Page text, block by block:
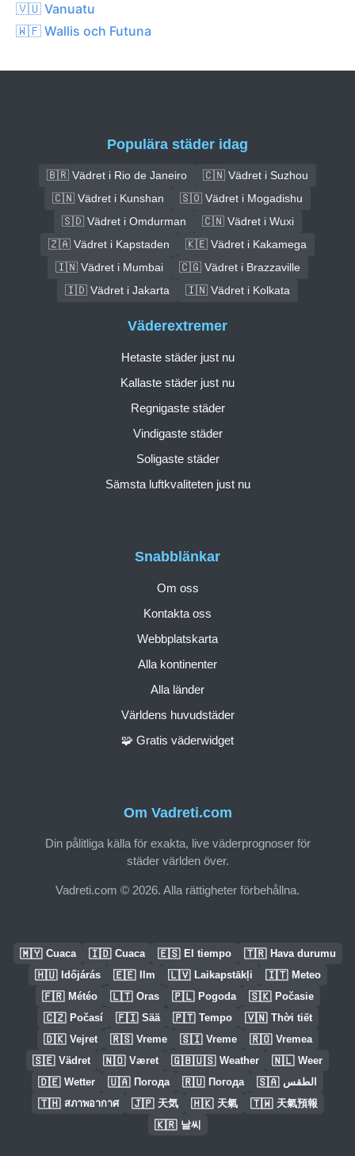
🇻🇺 Vanuatu
🇼🇫 Wallis och Futuna
Populära städer idag
🇧🇷 Vädret i Rio de Janeiro
🇨🇳 Vädret i Suzhou
🇨🇳 Vädret i Kunshan
🇸🇴 Vädret i Mogadishu
🇸🇩 Vädret i Omdurman
🇨🇳 Vädret i Wuxi
🇿🇦 Vädret i Kapstaden
🇰🇪 Vädret i Kakamega
🇮🇳 Vädret i Mumbai
🇨🇬 Vädret i Brazzaville
🇮🇩 Vädret i Jakarta
🇮🇳 Vädret i Kolkata
Om Vadreti.com
Din pålitliga källa för exakta, live väderprognoser för
städer världen över.
Vadreti.com © 2026. Alla rättigheter förbehållna.
Snabblänkar
Om oss
Kontakta oss
Webbplatskarta
Alla kontinenter
Alla länder
Världens huvudstäder
🧩 Gratis väderwidget
Väderextremer
Hetaste städer just nu
Kallaste städer just nu
Regnigaste städer
Vindigaste städer
Soligaste städer
Sämsta luftkvaliteten just nu
🇲🇾 Cuaca 🇮🇩 Cuaca 🇪🇸 El tiempo 🇹🇷 Hava durumu
🇭🇺 Időjárás 🇪🇪 Ilm 🇱🇻 Laikapstākļi 🇮🇹 Meteo
🇫🇷 Météo 🇱🇹 Oras 🇵🇱 Pogoda 🇸🇰 Počasie
🇨🇿 Počasí 🇫🇮 Sää 🇵🇹 Tempo 🇻🇳 Thời tiết
🇩🇰 Vejret 🇷🇸 Vreme 🇸🇮 Vreme 🇷🇴 Vremea
🇸🇪 Vädret 🇳🇴 Været 🇬🇧🇺🇸 Weather 🇳🇱 Weer
🇩🇪 Wetter 🇺🇦 Погода 🇷🇺 Погода 🇸🇦 الطقس
🇹🇭 สภาพอากาศ 🇯🇵 天気 🇭🇰 天氣 🇹🇼 天氣預報
🇰🇷 날씨